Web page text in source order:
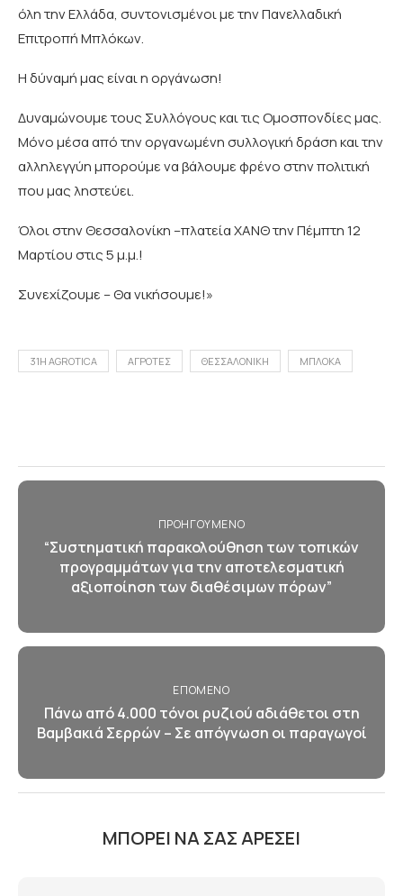
όλη την Ελλάδα, συντονισμένοι με την Πανελλαδική
Επιτροπή Μπλόκων.
Η δύναμή μας είναι η οργάνωση!
Δυναμώνουμε τους Συλλόγους και τις Ομοσπονδίες μας.
Μόνο μέσα από την οργανωμένη συλλογική δράση και την
αλληλεγγύη μπορούμε να βάλουμε φρένο στην πολιτική
που μας ληστεύει.
Όλοι στην Θεσσαλονίκη –πλατεία ΧΑΝΘ την Πέμπτη 12
Μαρτίου στις 5 μ.μ.!
Συνεχίζουμε – Θα νικήσουμε!»
31Η AGROTICA ΑΓΡΟΤΕΣ ΘΕΣΣΑΛΟΝΙΚΗ ΜΠΛΟΚΑ
ΠΡΟΗΓΟΎΜΕΝΟ
“Συστηματική παρακολούθηση των τοπικών
προγραμμάτων για την αποτελεσματική
αξιοποίηση των διαθέσιμων πόρων”
ΕΠΌΜΕΝΟ
Πάνω από 4.000 τόνοι ρυζιού αδιάθετοι στη
Βαμβακιά Σερρών – Σε απόγνωση οι παραγωγοί
ΜΠΟΡΕΊ ΝΑ ΣΑΣ ΑΡΈΣΕΙ